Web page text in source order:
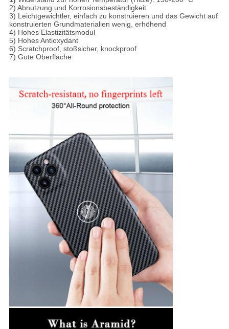
2) Abnutzung und Korrosionsbeständigkeit
3) Leichtgewichtler, einfach zu konstruieren und das Gewicht auf
konstruierten Grundmaterialien wenig, erhöhend
4) Hohes Elastizitätsmodul
5) Hohes Antioxydant
6) Scratchproof, stoßsicher, knockproof
7) Gute Oberfläche